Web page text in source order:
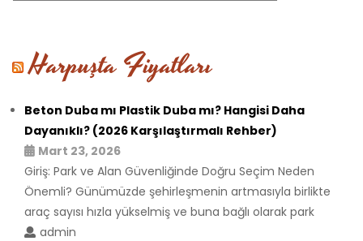
Harpuşta Fiyatları
Beton Duba mı Plastik Duba mı? Hangisi Daha
Dayanıklı? (2026 Karşılaştırmalı Rehber)
Mart 23, 2026
Giriş: Park ve Alan Güvenliğinde Doğru Seçim Neden
Önemli? Günümüzde şehirleşmenin artmasıyla birlikte
araç sayısı hızla yükselmiş ve buna bağlı olarak park
admin